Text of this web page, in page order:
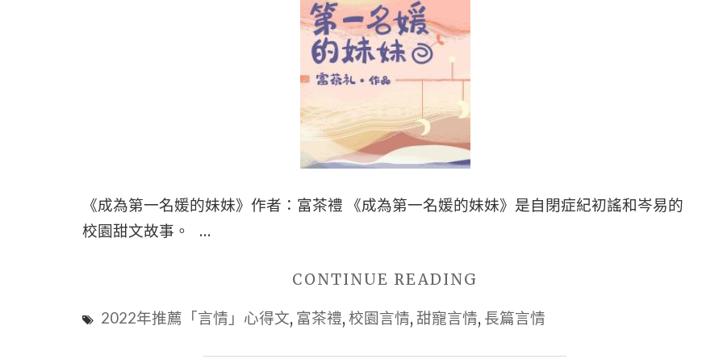
言
推
《成為第一名媛的妹妹》作者：富茶禮 《成為第一名媛的妹妹》是自閉症紀初謠和岑易的
校園甜文故事。 …
CONTINUE READING
創
2022年推薦「言情」心得文, 富茶禮, 校園言情, 甜寵言情, 長篇言情